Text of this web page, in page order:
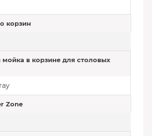
корзин
мойка в корзине для столовых
Zone